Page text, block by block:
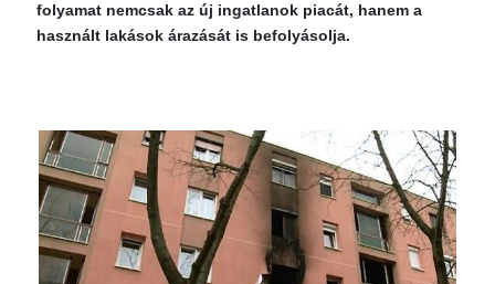
folyamat nemcsak az új ingatlanok piacát, hanem a
használt lakások árazását is befolyásolja.